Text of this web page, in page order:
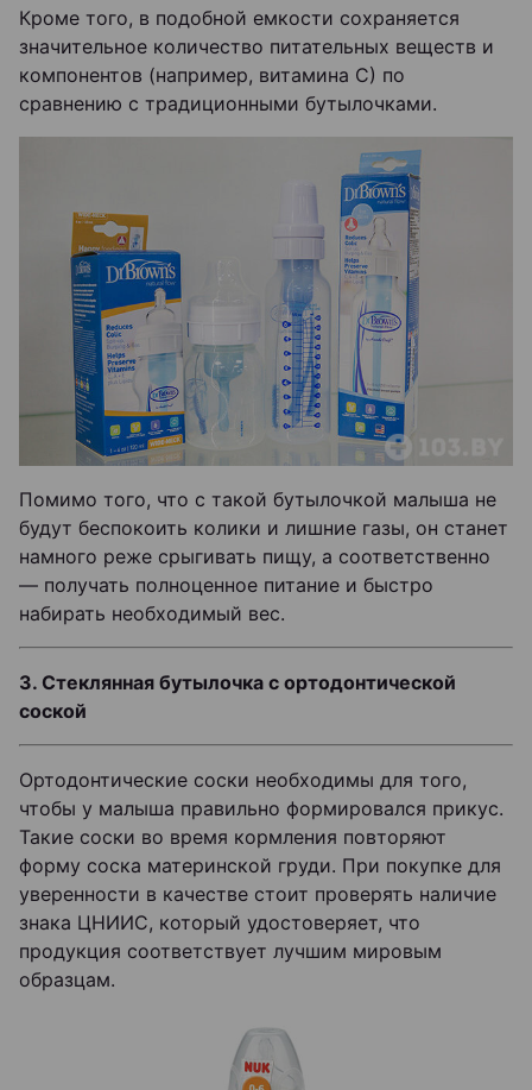
Кроме того, в подобной емкости сохраняется
значительное количество питательных веществ и
компонентов (например, витамина С) по
сравнению с традиционными бутылочками.
Помимо того, что с такой бутылочкой малыша не
будут беспокоить колики и лишние газы, он станет
намного реже срыгивать пищу, а соответственно
— получать полноценное питание и быстро
набирать необходимый вес.
3. Стеклянная бутылочка с ортодонтической
соской
Ортодонтические соски необходимы для того,
чтобы у малыша правильно формировался прикус.
Такие соски во время кормления повторяют
форму соска материнской груди. При покупке для
уверенности в качестве стоит проверять наличие
знака ЦНИИС, который удостоверяет, что
продукция соответствует лучшим мировым
образцам.